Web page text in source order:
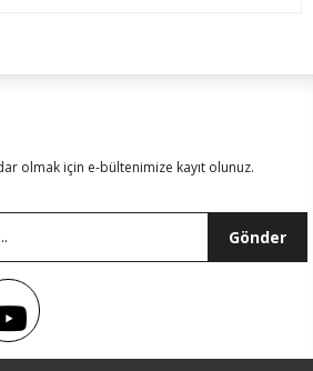
olmak için e-bültenimize kayıt olunuz.
Gönder